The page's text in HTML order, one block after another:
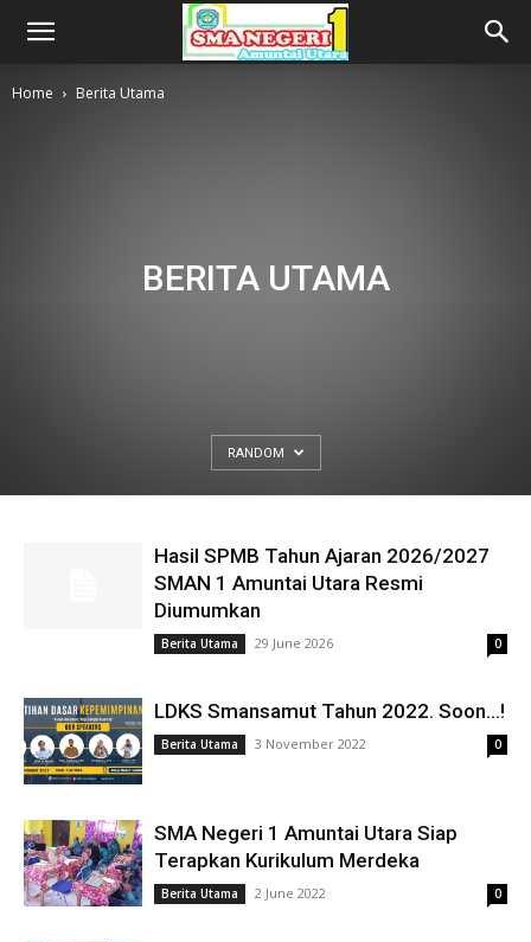
Home Berita Utama
BERITA UTAMA
RANDOM
Hasil SPMB Tahun Ajaran 2026/2027
SMAN 1 Amuntai Utara Resmi
Diumumkan
Berita Utama 29 June 2026 0
LDKS Smansamut Tahun 2022. Soon…!
Berita Utama 3 November 2022 0
SMA Negeri 1 Amuntai Utara Siap
Terapkan Kurikulum Merdeka
Berita Utama 2 June 2022 0